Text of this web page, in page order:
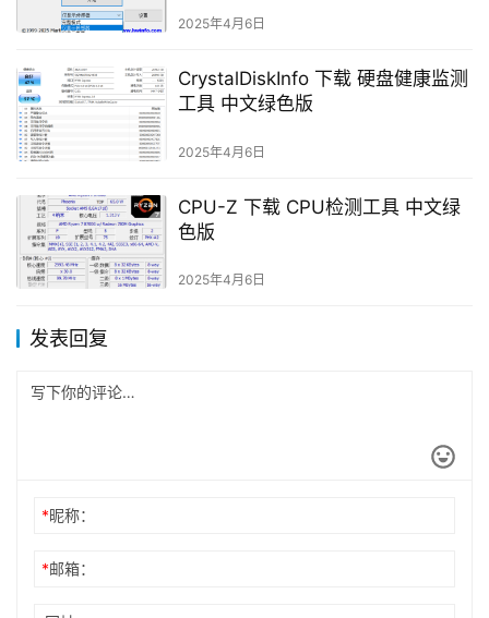
2025年4月6日
CrystalDiskInfo 下载 硬盘健康监测
工具 中文绿色版
2025年4月6日
CPU-Z 下载 CPU检测工具 中文绿
色版
2025年4月6日
发表回复
*昵称：
*邮箱：